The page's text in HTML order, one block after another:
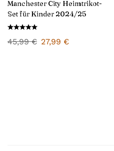
Manchester City Heimtrikot-
Set für Kinder 2024/25
45,99€ 27,99 €